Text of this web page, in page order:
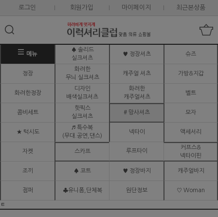
로그인 회원가입 마이페이지 최근본상품
메뉴
♠ 솔리드
실크셔츠
♥ 정장셔츠 슈즈
정장
화려한
무늬 실크셔츠
캐주얼 셔츠 가방&지갑
화려한정장
디자인
배색실크셔츠
화려한
캐주얼셔츠
벨트
콤비세트
핫픽스
실크셔츠
# 망사셔츠 모자
★ 턱시도
♬ 특수복
(무대.공연,댄스)
넥타이 액세서리
자켓 스카프 루프타이
커프스&
넥타이핀
조끼 ♠ 코트 ♥ 정장바지 캐주얼바지
점퍼 ♣유니폼,단체복 원단정보 ♡ Woman
ㅌ